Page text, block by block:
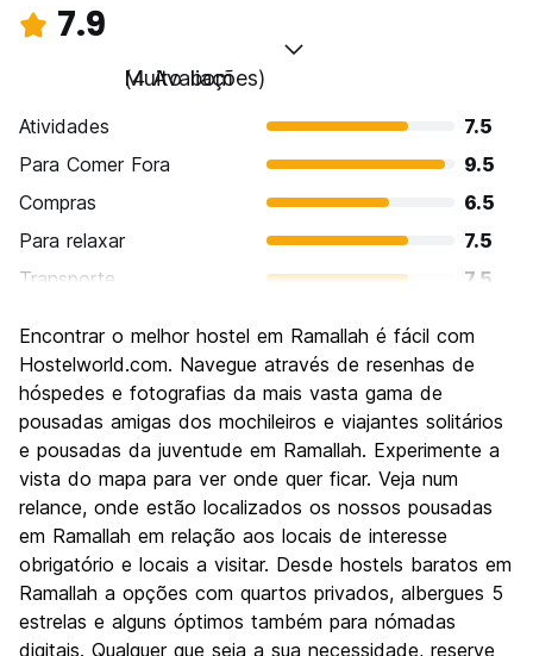
7.9
Muito bom
(4 Avaliações)
Atividades
7.5
Para Comer Fora
9.5
Compras
6.5
Para relaxar
7.5
Transporte
7.5
Cultura
8.5
Festas / vida noturna
Custo-beneficio
10.0
Encontrar o melhor hostel em Ramallah é fácil com
Hostelworld.com. Navegue através de resenhas de
hóspedes e fotografias da mais vasta gama de
pousadas amigas dos mochileiros e viajantes solitários
e pousadas da juventude em Ramallah. Experimente a
vista do mapa para ver onde quer ficar. Veja num
relance, onde estão localizados os nossos pousadas
em Ramallah em relação aos locais de interesse
obrigatório e locais a visitar. Desde hostels baratos em
Ramallah a opções com quartos privados, albergues 5
estrelas e alguns óptimos também para nómadas
digitais. Qualquer que seja a sua necessidade, reserve